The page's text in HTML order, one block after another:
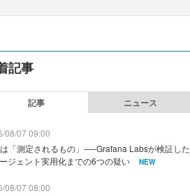
記事
記事 ニュース
08/07 09:00
「測定されるもの」──Grafana Labsが検証した
ジェント実用化までの6つの疑い
NEW
08/07 08:00